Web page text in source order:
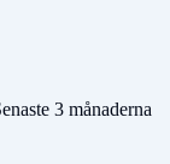
3 månaderna